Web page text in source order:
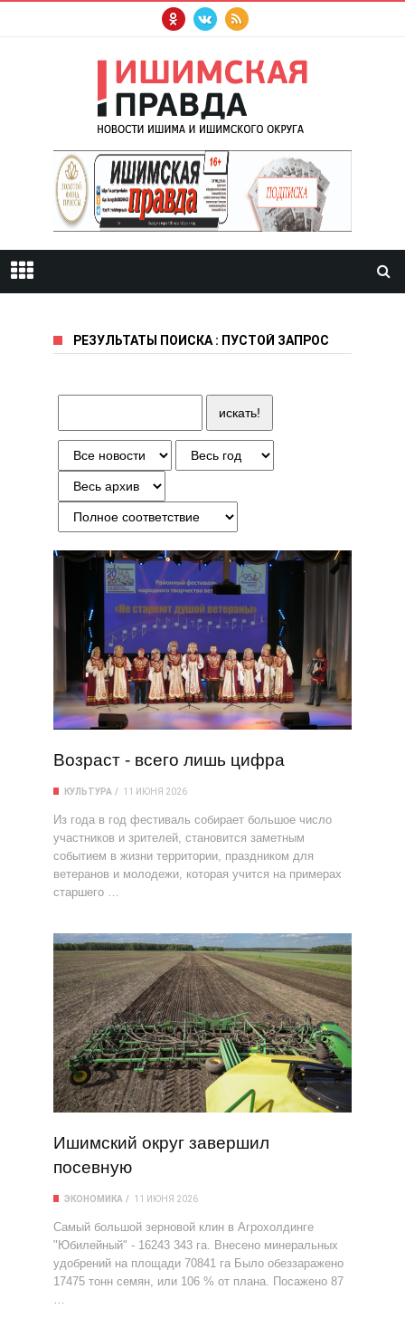
РЕЗУЛЬТАТЫ ПОИСКА : ПУСТОЙ ЗАПРОС
Возраст - всего лишь цифра
КУЛЬТУРА 11 ИЮНЯ 2026
Из года в год фестиваль собирает большое число
участников и зрителей, становится заметным
событием в жизни территории, праздником для
ветеранов и молодежи, которая учится на примерах
старшего …
Ишимский округ завершил
посевную
ЭКОНОМИКА 11 ИЮНЯ 2026
Самый большой зерновой клин в Агрохолдинге
"Юбилейный" - 16243 343 га. Внесено минеральных
удобрений на площади 70841 га Было обеззаражено
17475 тонн семян, или 106 % от плана. Посажено 87
…